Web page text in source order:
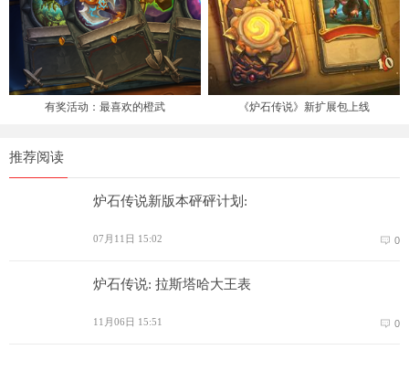
有奖活动：最喜欢的橙武 《炉石传说》新扩展包上线
推荐阅读
炉石传说新版本砰砰计划:
07月11日 15:02 0
炉石传说: 拉斯塔哈大王表
11月06日 15:51 0